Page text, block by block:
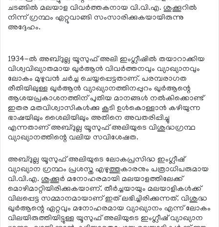
ചടങ്ങില്‍ മലയാള വിവര്‍ത്തകനായ വി.വി.എ. ശുക്കൂറില്‍
നിന്ന് ഗ്രന്ഥം ഏറ്റുവാങ്ങി സംസാരിക്കുകയായിരുന്നു
അദ്ദേഹം.
1934-ല്‍ അബ്ദുല്ല യൂസുഫ് അലി ഇംഗ്ലീഷില്‍ തയാറാക്കിയ
വിശ്വവിഖ്യാതമായ ഖുര്‍ആന്‍ വിവര്‍ത്തനവും വ്യാഖ്യാനവും
ലോകം മുഴുവന്‍ ചര്‍ച്ച ചെയ്യപ്പെട്ടതാണ്. പരമ്പരാഗത
രീതിയിലുള്ള ഖുര്‍ആന്‍ വ്യാഖ്യാനത്തിനപ്പുറം ഖുര്‍ആന്റെ
ആശയപ്രകാശനത്തിന് പുതിയ മാനങ്ങള്‍ നല്‍കിക്കൊണ്ട്
ഇതര മതവിശ്വാസികള്‍ക്കു കൂടി ഉള്‍കൊള്ളാന്‍ കഴിയുന്ന
ഭാഷയിലും ശൈലിയിലും അതിനെ അവതരിപ്പിച്ചു
എന്നതാണ് അബ്ദുല്ല യൂസുഫ് അലിയുടെ വിശുദ്ധഗ്രന്ഥ
വ്യാഖ്യാനത്തിന്റെ വലിയ സവിശേഷത.
അബ്ദുല്ല യൂസുഫ് അലിയുടെ ലോകപ്രസിദ്ധ ഇംഗ്ലീഷ്
വ്യാഖ്യാന ഗ്രന്ഥം പ്രശസ്ത എഴുത്തുകാരനും പത്രാധിപരുമായ
വി.വി.എ. ശുക്കൂര്‍ മനോഹരമായി മലയാളത്തിലേക്ക്
മൊഴിമാറ്റിയിരിക്കുകയാണ്. തീര്‍ച്ചയായും മലയാളികള്‍ക്ക്
വിലപ്പെട്ട സമ്മാനമായാണ് ഇത് ലഭിച്ചിരിക്കുന്നത്. വിശുദ്ധ
ഖുര്‍ആന്റെ ഏറ്റവും മനോഹരമായ വ്യാഖ്യാനം എന്ന് ലോകം
വിലയിരുത്തിയിട്ടുള്ള യൂസുഫ് അലിയുടെ ഇംഗ്ലീഷ് വ്യാഖ്യാന